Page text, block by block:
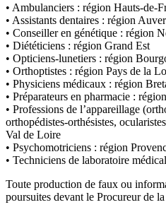
• Ambulanciers : région Hauts-de-
• Assistants dentaires : région
• Conseiller en génétique : région
• Diététiciens : région Grand Est
• Opticiens-lunetiers : région
• Orthoptistes : région Pays de la
• Physiciens médicaux : région
• Préparateurs en pharmacie :
• Professions de l’appareillage
orthopédistes-orthésistes,
Val de Loire
• Psychomotriciens : région
• Techniciens de laboratoire
Toute production de faux ou
poursuites devant le Procureur de